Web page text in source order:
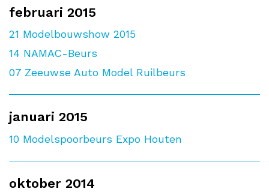
februari 2015
21 Modelbouwshow 2015
14 NAMAC-Beurs
07 Zeeuwse Auto Model Ruilbeurs
januari 2015
10 Modelspoorbeurs Expo Houten
oktober 2014